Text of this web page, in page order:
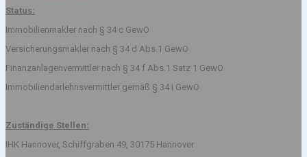
Status:
Immobilienmakler nach § 34 c GewO
Versicherungsmakler nach § 34 d Abs.1 GewO
Finanzanlagenvermittler nach § 34 f Abs.1 Satz 1 GewO
Immobiliendarlehnsvermittler gemäß § 34 i GewO
Zuständige Stellen:
IHK Hannover, Schiffgraben 49, 30175 Hannover